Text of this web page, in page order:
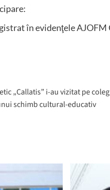
în evidenţele AJOFM
„Callatis” i-au vizitat pe
schimb cultural-educativ